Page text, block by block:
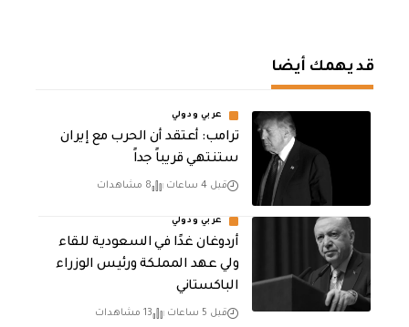
قد يهمك أيضا
عربي ودولي
‏ترامب: أعتقد أن الحرب مع إيران
ستنتهي قريباً جداً
قبل 4 ساعات 8 مشاهدات
عربي ودولي
أردوغان غدًا في السعودية للقاء
ولي عهد المملكة ورئيس الوزراء
الباكستاني
قبل 5 ساعات 13 مشاهدات